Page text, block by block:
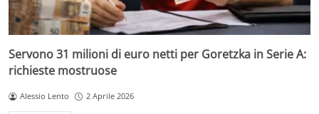
Servono 31 milioni di euro netti per Goretzka in Serie A:
richieste mostruose
Alessio Lento 2 Aprile 2026